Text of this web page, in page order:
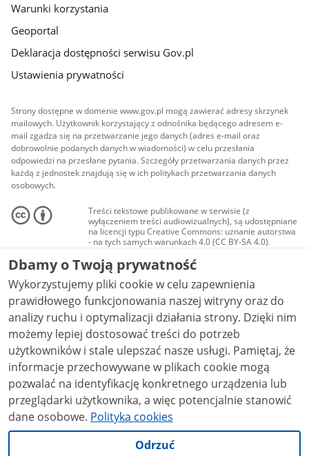
Warunki korzystania
Geoportal
Deklaracja dostępności serwisu Gov.pl
Ustawienia prywatności
Strony dostępne w domenie www.gov.pl mogą zawierać adresy skrzynek
mailowych. Użytkownik korzystający z odnośnika będącego adresem e-
mail zgadza się na przetwarzanie jego danych (adres e-mail oraz
dobrowolnie podanych danych w wiadomości) w celu przesłania
odpowiedzi na przesłane pytania. Szczegóły przetwarzania danych przez
każdą z jednostek znajdują się w ich politykach przetwarzania danych
osobowych.
Treści tekstowe publikowane w serwisie (z
wyłączeniem treści audiowizualnych), są udostępniane
na licencji typu Creative Commons: uznanie autorstwa
- na tych samych warunkach 4.0 (CC BY-SA 4.0).
Materiały audiowizualne, w tym zdjęcia, materiały
audio i wideo, są udostępniane na licencji typu
Creative Commons: uznanie autorstwa użycie
niekomercyjne - bez utworów zależnych 4.0 (CC BY-
NC-ND 4.0), o ile nie jest to stwierdzone inaczej.
Dbamy o Twoją prywatność
Wykorzystujemy pliki cookie w celu zapewnienia
prawidłowego funkcjonowania naszej witryny oraz do
analizy ruchu i optymalizacji działania strony. Dzięki nim
możemy lepiej dostosować treści do potrzeb
użytkowników i stale ulepszać nasze usługi. Pamiętaj, że
informacje przechowywane w plikach cookie mogą
pozwalać na identyfikację konkretnego urządzenia lub
przeglądarki użytkownika, a więc potencjalnie stanowić
dane osobowe. Polityka cookies
Odrzuć